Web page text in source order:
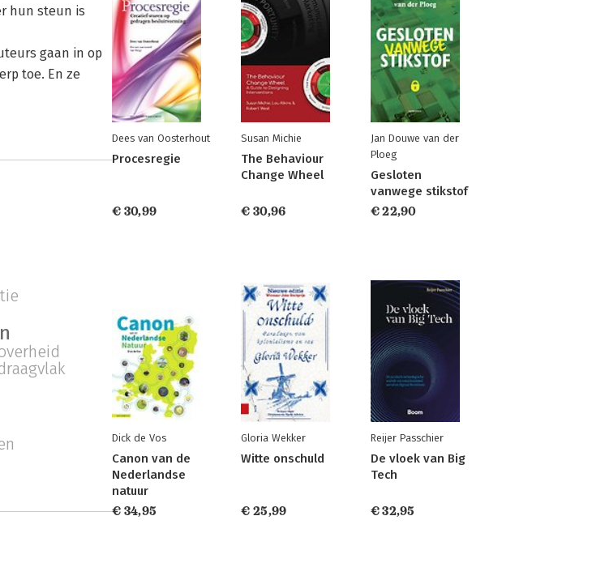
hun steun is
gaan in op
toe. En ze
Dees van Oosterhout
Procesregie
€ 30,99
Susan Michie
The Behaviour
Change Wheel
€ 30,96
Jan Douwe van der
Ploeg
Gesloten
vanwege stikstof
€ 22,90
Dick de Vos
Canon van de
Nederlandse
natuur
€ 34,95
Gloria Wekker
Witte onschuld
€ 25,99
Reijer Passchier
De vloek van Big
Tech
€ 32,95